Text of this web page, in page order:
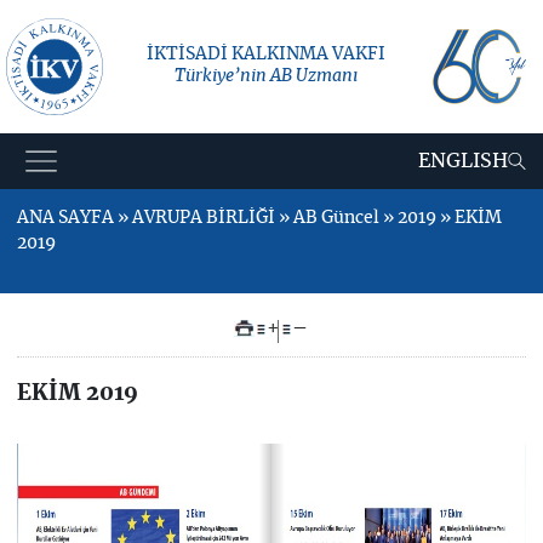
İKTİSADİ KALKINMA VAKFI
Türkiye’nin AB Uzmanı
ENGLISH
ANA SAYFA » AVRUPA BİRLİĞİ » AB Güncel » 2019 » EKİM
2019
+ –
EKİM 2019